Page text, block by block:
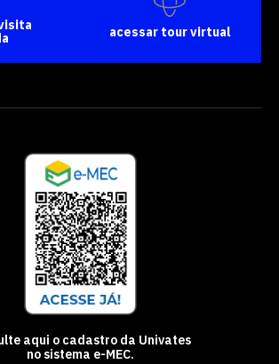
acessar tour virtual
aqui o cadastro da Univates
no sistema e-MEC.